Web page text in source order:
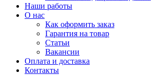
Наши работы
О нас
Как оформить заказ
Гарантия на товар
Статьи
Вакансии
Оплата и доставка
Контакты